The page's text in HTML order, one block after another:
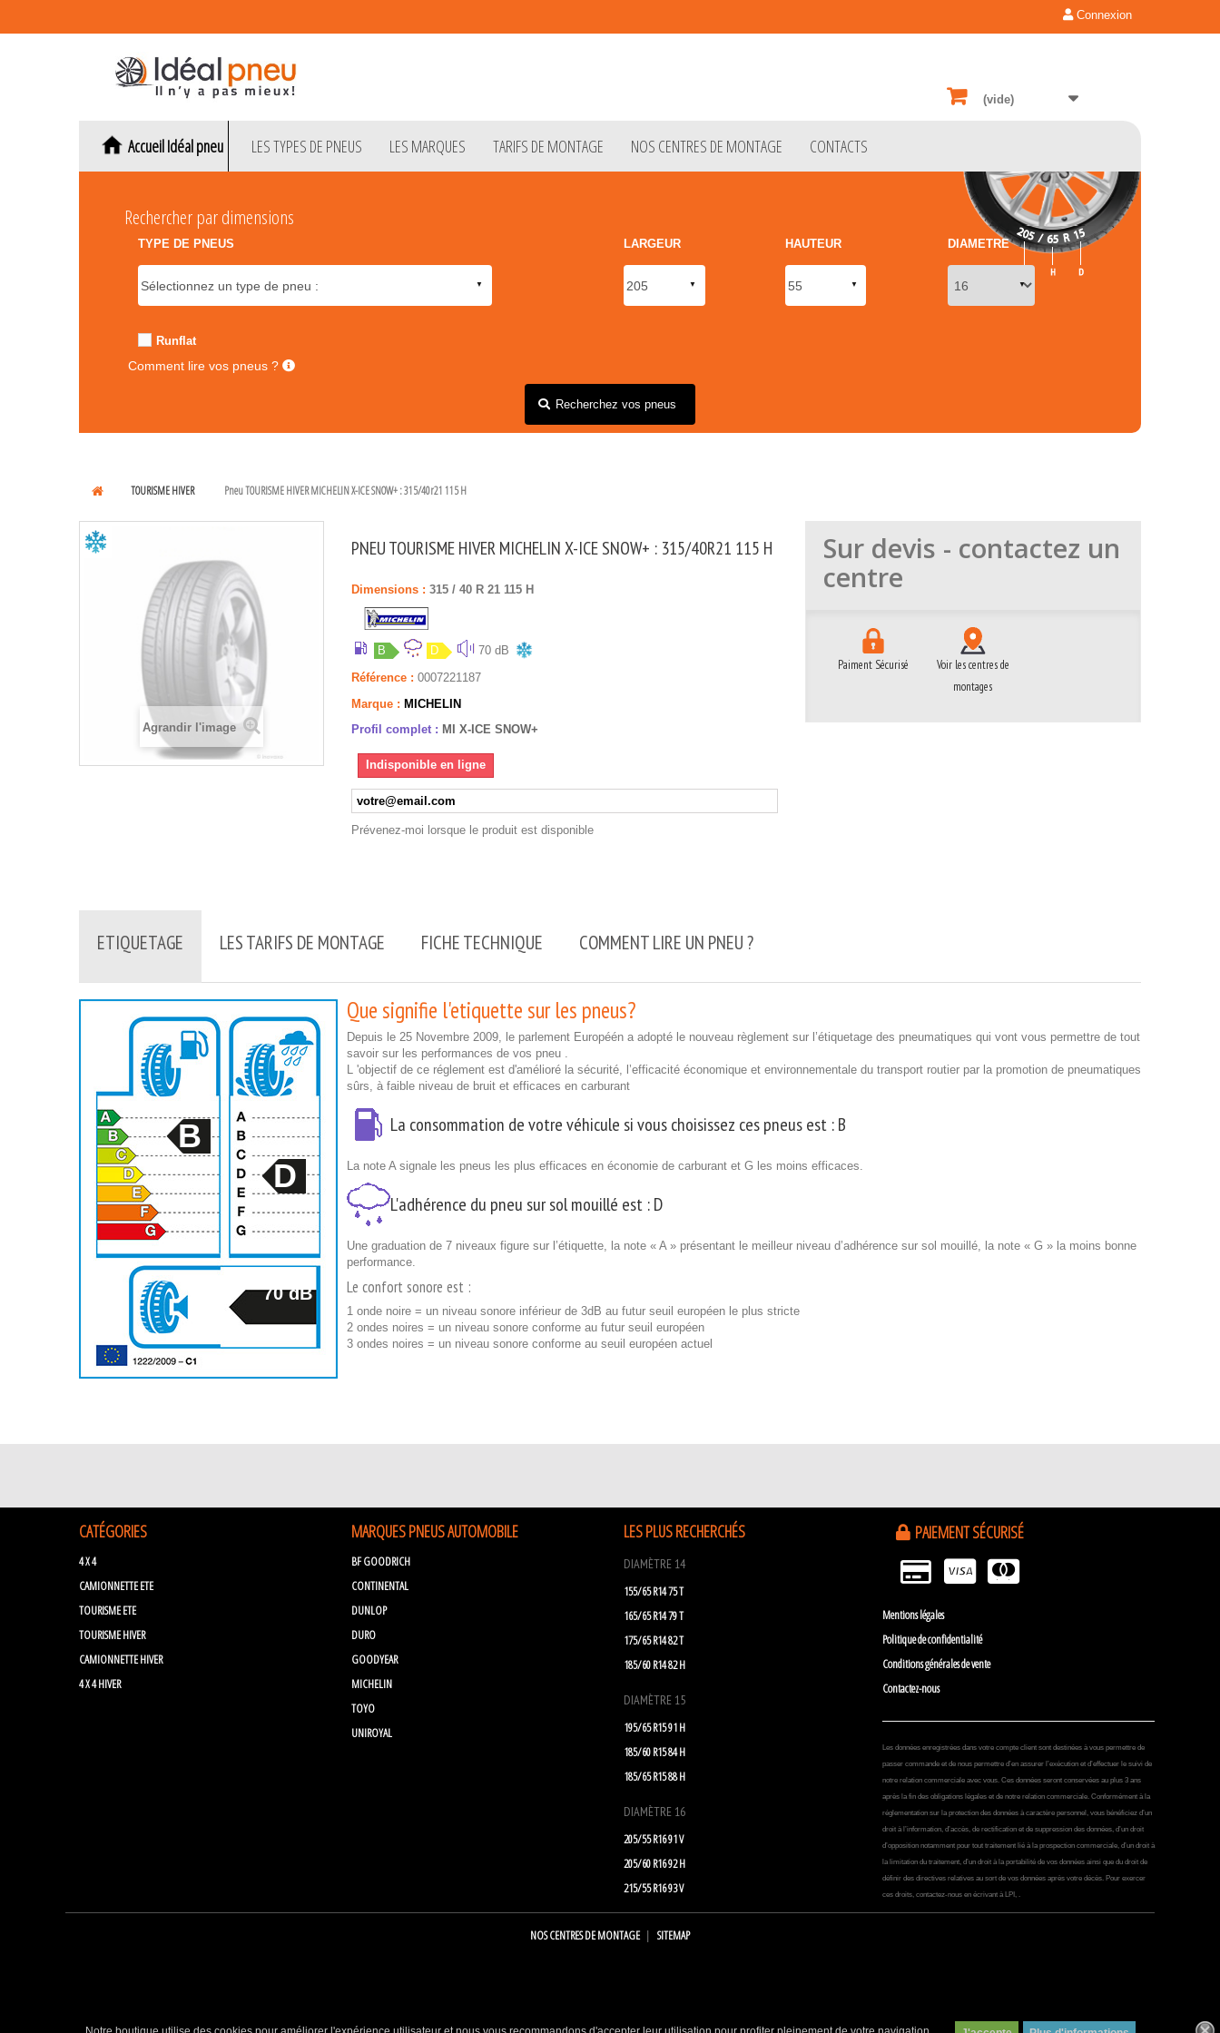
Connexion
(vide)
Accueil Idéal pneu LES TYPES DE PNEUS LES MARQUES TARIFS DE MONTAGE NOS CENTRES DE MONTAGE CONTACTS
Rechercher par dimensions
TYPE DE PNEUS LARGEUR HAUTEUR DIAMETRE
Runflat
Comment lire vos pneus ?
Recherchez vos pneus
TOURISME HIVER Pneu TOURISME HIVER MICHELIN X-ICE SNOW+ : 315/40r21 115 H
Agrandir l'image
PNEU TOURISME HIVER MICHELIN X-ICE SNOW+ : 315/40R21 115 H
Dimensions : 315 / 40 R 21 115 H
B D 70 dB
Référence : 0007221187
Marque : MICHELIN
Profil complet : MI X-ICE SNOW+
Indisponible en ligne
Prévenez-moi lorsque le produit est disponible
Sur devis - contactez un
centre
Paiment Sécurisé
Voir les centres de
montages
ETIQUETAGE LES TARIFS DE MONTAGE FICHE TECHNIQUE COMMENT LIRE UN PNEU ?
B
D
70 dB
Que signifie l'etiquette sur les pneus?
Depuis le 25 Novembre 2009, le parlement Européén a adopté le nouveau règlement sur l’étiquetage des pneumatiques qui vont vous permettre de tout
savoir sur les performances de vos pneu .
L 'objectif de ce réglement est d'amélioré la sécurité, l’efficacité économique et environnementale du transport routier par la promotion de pneumatiques
sûrs, à faible niveau de bruit et efficaces en carburant
La consommation de votre véhicule si vous choisissez ces pneus est :B
La note A signale les pneus les plus efficaces en économie de carburant et G les moins efficaces.
L'adhérence du pneu sur sol mouillé est :D
Une graduation de 7 niveaux figure sur l’étiquette, la note « A » présentant le meilleur niveau d’adhérence sur sol mouillé, la note « G » la moins bonne
performance.
Le confort sonore est :
1 onde noire = un niveau sonore inférieur de 3dB au futur seuil européen le plus stricte
2 ondes noires = un niveau sonore conforme au futur seuil européen
3 ondes noires = un niveau sonore conforme au seuil européen actuel
CATÉGORIES
4 X 4
CAMIONNETTE ETE
TOURISME ETE
TOURISME HIVER
CAMIONNETTE HIVER
4 X 4 HIVER
MARQUES PNEUS AUTOMOBILE
BF GOODRICH
CONTINENTAL
DUNLOP
DURO
GOODYEAR
MICHELIN
TOYO
UNIROYAL
LES PLUS RECHERCHÉS
DIAMÈTRE 14
155/65 R14 75 T
165/65 R14 79 T
175/65 R14 82 T
185/60 R14 82 H
DIAMÈTRE 15
195/65 R15 91 H
185/60 R15 84 H
185/65 R15 88 H
DIAMÈTRE 16
205/55 R16 91 V
205/60 R16 92 H
215/55 R16 93 V
PAIEMENT SÉCURISÉ
Mentions légales
Politique de confidentialité
Conditions générales de vente
Contactez-nous
Les données enregistrées dans votre compte client sont destinées à vous permettre de
passer commande et de nous permettre d’en assurer l’exécution et d’effectuer le suivi de
notre relation commerciale avec vous. Ces données seront conservées au plus 3 ans
après la fin des obligations légales et de notre relation commerciale. Conformément à la
réglementation sur la protection des données à caractère personnel, vous bénéficiez d’un
droit à l’information, d’accès, de rectification et de suppression des données, d’un droit
d’opposition notamment pour tout traitement lié à la prospection commerciale, d’un droit à
la limitation du traitement, d’un droit à la portabilité de vos données ainsi que du droit de
définir des directives relatives au sort de vos données après votre décès. Pour exercer
ces droits, contactez-nous en écrivant à LPI, .
NOS CENTRES DE MONTAGE SITEMAP